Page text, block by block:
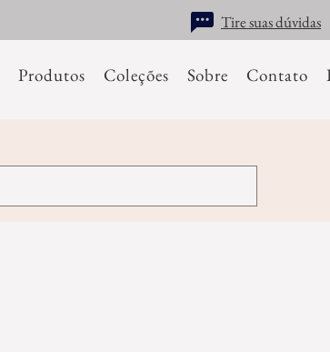
Tire suas dúvidas
Produtos Coleções Sobre Contato